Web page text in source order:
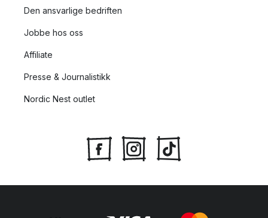
Den ansvarlige bedriften
Jobbe hos oss
Affiliate
Presse & Journalistikk
Nordic Nest outlet